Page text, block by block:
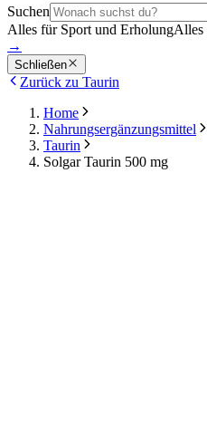
Suchen
Alles für Sport und ErholungAlles
→
Schließen
Zurück zu Taurin
Home
Nahrungsergänzungsmittel
Taurin
Solgar Taurin 500 mg